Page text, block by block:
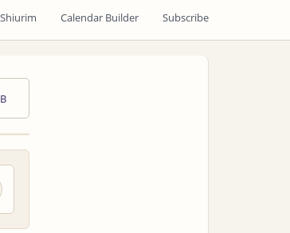
Calendar Builder Subscribe